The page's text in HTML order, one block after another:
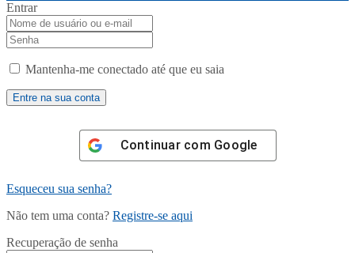
Entrar
Mantenha-me conectado até que eu saia
Continuar com Google
Esqueceu sua senha?
Não tem uma conta? Registre-se aqui
Recuperação de senha